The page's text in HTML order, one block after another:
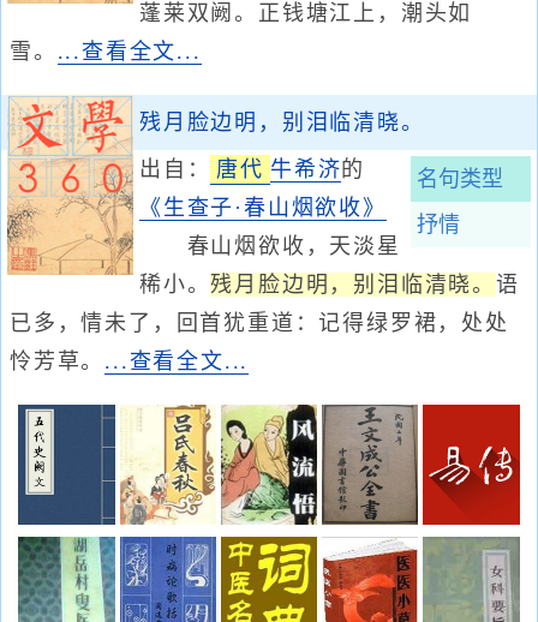
蓬莱双阙。正钱塘江上，潮头如
雪。 ...查看全文...
残月脸边明，别泪临清晓。
名句类型
抒情
出自： 唐代 牛希济的
《生查子·春山烟欲收》
春山烟欲收，天淡星
稀小。残月脸边明，别泪临清晓。语
已多，情未了，回首犹重道：记得绿罗裙，处处
怜芳草。 ...查看全文...